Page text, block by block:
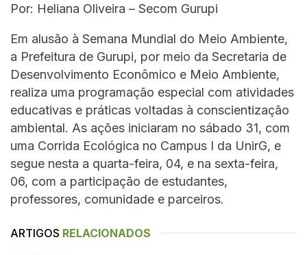
Por: Heliana Oliveira – Secom Gurupi
Em alusão à Semana Mundial do Meio Ambiente,
a Prefeitura de Gurupi, por meio da Secretaria de
Desenvolvimento Econômico e Meio Ambiente,
realiza uma programação especial com atividades
educativas e práticas voltadas à conscientização
ambiental. As ações iniciaram no sábado 31, com
uma Corrida Ecológica no Campus I da UnirG, e
segue nesta a quarta-feira, 04, e na sexta-feira,
06, com a participação de estudantes,
professores, comunidade e parceiros.
ARTIGOS RELACIONADOS